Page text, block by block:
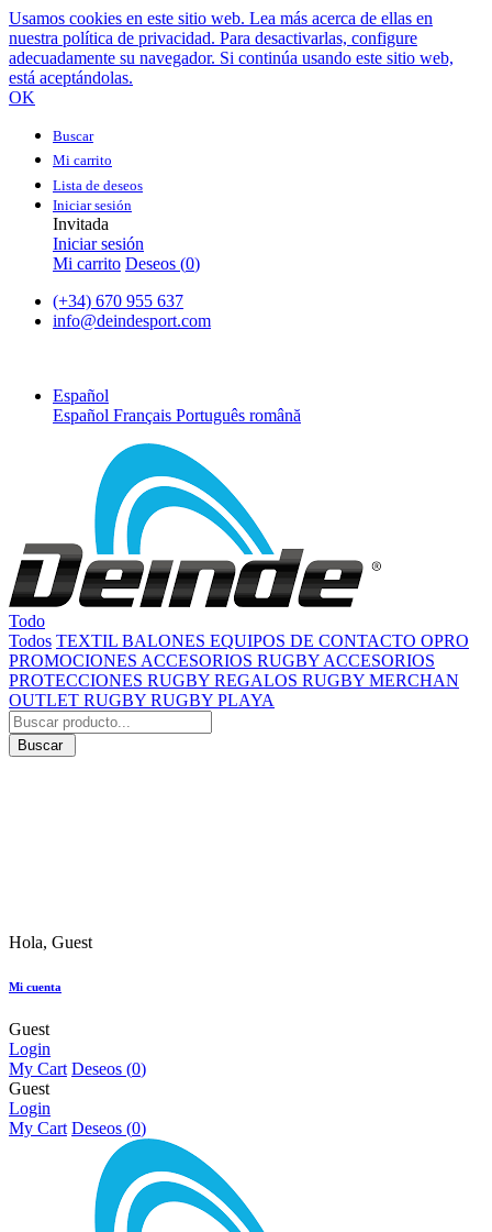
Usamos cookies en este sitio web. Lea más acerca de ellas en
nuestra política de privacidad. Para desactivarlas, configure
adecuadamente su navegador. Si continúa usando este sitio web,
está aceptándolas.
OK
Buscar
Mi carrito
Lista de deseos
Iniciar sesión
Invitada
Iniciar sesión
Mi carrito Deseos (0)
(+34) 670 955 637
info@deindesport.com
Español
Español Français Português română
Todo
Todos TEXTIL BALONES EQUIPOS DE CONTACTO OPRO
PROMOCIONES ACCESORIOS RUGBY ACCESORIOS
PROTECCIONES RUGBY REGALOS RUGBY MERCHAN
OUTLET RUGBY RUGBY PLAYA
Buscar
Hola, Guest
Mi cuenta
Guest
Login
My Cart Deseos (0)
Guest
Login
My Cart Deseos (0)